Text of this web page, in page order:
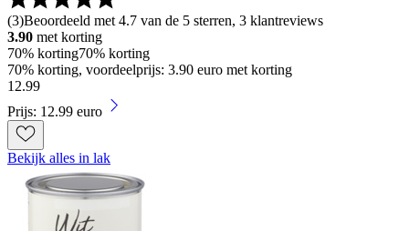
(3)Beoordeeld met 4.7 van de 5 sterren, 3 klantreviews
3.90 met korting
70% korting70% korting
70% korting, voordeelprijs: 3.90 euro met korting
12.99
Prijs: 12.99 euro
Bekijk alles in lak